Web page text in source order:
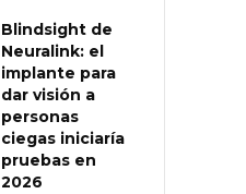
Blindsight de
Neuralink: el
implante para
dar visión a
personas
ciegas iniciaría
pruebas en
2026